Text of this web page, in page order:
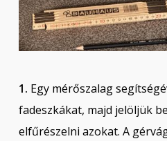
1. Egy mérőszalag
fadeszkákat, majd jelöljük
elfűrészelni azokat. A